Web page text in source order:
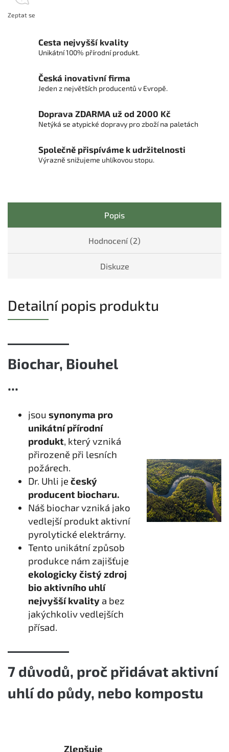
Zeptat se
Cesta nejvyšší kvality
Unikátní 100% přírodní produkt.
Česká inovativní firma
Jeden z největších producentů v Evropě.
Doprava ZDARMA už od 2000 Kč
Netýká se atypické dopravy pro zboží na paletách
Společně přispíváme k udržitelnosti
Výrazně snižujeme uhlíkovou stopu.
Popis
Hodnocení (2)
Diskuze
Detailní popis produktu
Biochar, Biouhel
...
jsou synonyma pro
unikátní přírodní
produkt, který vzniká
přirozeně při lesních
požárech.
Dr. Uhli je český
producent biocharu.
Náš biochar vzniká jako
vedlejší produkt aktivní
pyrolytické elektrárny.
Tento unikátní způsob
produkce nám zajišťuje
ekologicky čistý zdroj
bio aktivního uhlí
nejvyšší kvality a bez
jakýchkoliv vedlejších
přísad.
7 důvodů, proč přidávat aktivní
uhlí do půdy, nebo kompostu
Zlepšuje